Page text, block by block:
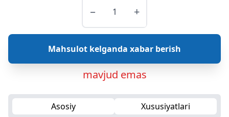
− +
Mahsulot kelganda xabar berish
mavjud emas
Asosiy Xususiyatlari